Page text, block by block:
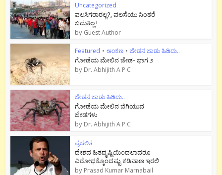
Uncategorized
ವಲಸಿಗರಾರಲ್ಲ?, ವಲಸೆಯು ನಿಂತರೆ
ಬದುಕಿಲ್ಲ !
by Guest Author
Featured • ಅಂಕಣ • ಜೇಡನ ಜಾಡು ಹಿಡಿದು..
ಗೋಡೆಯ ಮೇಲಿನ ಜೇಡ- ಭಾಗ ೨
by Dr. Abhijith A P C
ಜೇಡನ ಜಾಡು ಹಿಡಿದು..
ಗೋಡೆಯ ಮೇಲಿನ ಜಿಗಿಯುವ
ಜೇಡಗಳು
by Dr. Abhijith A P C
ಪ್ರಚಲಿತ
ದೇಶದ ಹಿತದೃಷ್ಟಿಯಿಂದಲಾದರೂ
ವಿರೋಧಕ್ಕೊಂದಷ್ಟು ಕಡಿವಾಣ ಇರಲಿ
by Prasad Kumar Marnabail